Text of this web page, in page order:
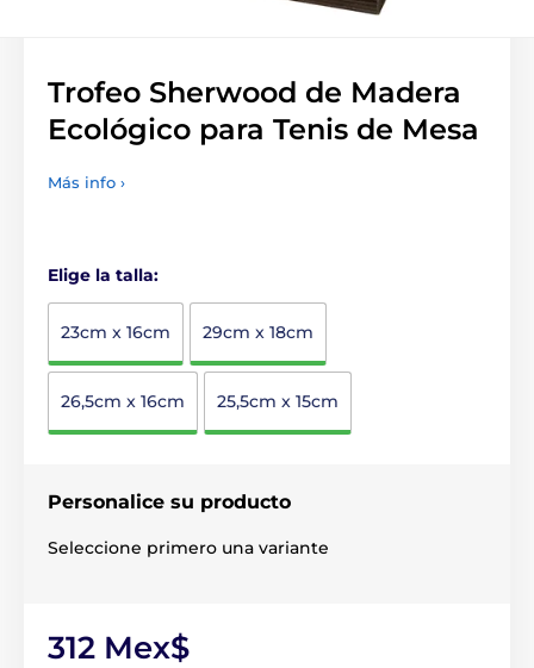
Trofeo Sherwood de Madera
Ecológico para Tenis de Mesa
Más info ›
Elige la talla:
23cm x 16cm 29cm x 18cm
26,5cm x 16cm 25,5cm x 15cm
Personalice su producto
Seleccione primero una variante
312 Mex$